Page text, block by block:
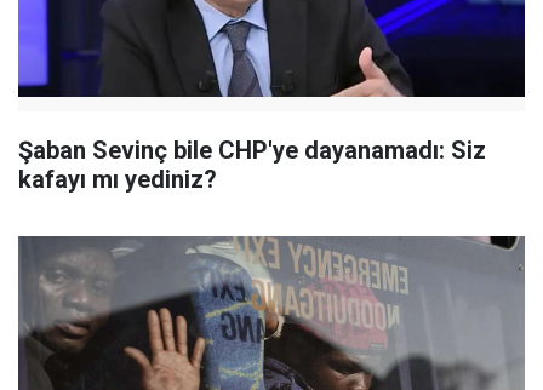
Şaban Sevinç bile CHP'ye dayanamadı: Siz
kafayı mı yediniz?